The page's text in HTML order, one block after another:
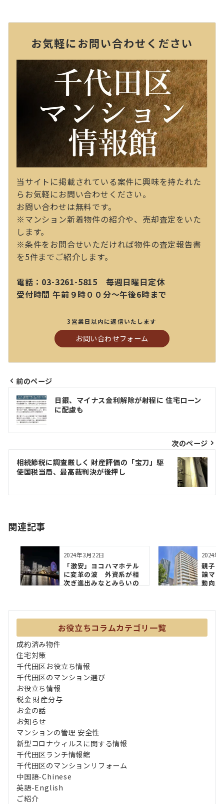
お気軽にお問い合わせください
当サイトに掲載されている案件に興味を持たれた
らお気軽にお問い合わせください。
お問い合わせは無料です。
※マンション新着物件の紹介や、売却査定をいた
します。
※条件をお問合せいただければ物件の査定報告書
を5件までご紹介します。
電話：03-3261-5815 毎週日曜日定休
受付時間 午前９時００分～午後6時まで
3営業日以内に返信いたします
お問い合わせフォーム
投
稿
ナ
ビ
ゲ
ー
シ
ン
前のページ
⽇銀、マイナス⾦利解除が射程に 住宅ローン
に配慮も
次のページ
相続節税に調査厳しく 財産評価の「宝⼑」駆
使国税当局、最⾼裁判決が後押し
関連記事
2024年3月22日
「激安」ヨコハマホテル
に変革の波 外資系が相
次ぎ進出みなとみらいの
2024年
親子
譲マ
動向
お役立ちコラムカテゴリ一覧
成約済み物件
住宅対策
千代田区お役立ち情報
千代田区のマンション選び
お役立ち情報
税金 財産分与
お金の話
お知らせ
マンションの管理 安全性
新型コロナウィルスに関する情報
千代田区ランチ情報館
千代田区のマンションリフォーム
中国語-Chinese
英語-English
ご紹介